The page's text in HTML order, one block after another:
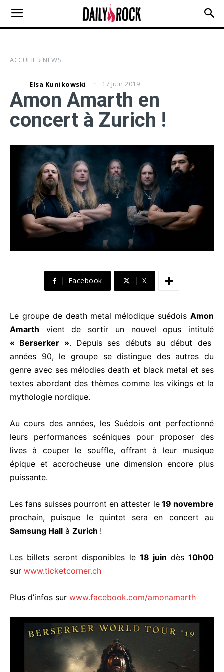
ACCUEIL NEWS
Elsa Kunikowski 17 Juin 2019
Amon Amarth en
concert à Zurich !
Facebook X
Le groupe de death metal mélodique suédois Amon
Amarth vient de sortir un nouvel opus intitulé
« Berserker ». Depuis ses débuts au début des
années 90, le groupe se distingue des autres du
genre avec ses mélodies death et black metal et ses
textes abordant des thèmes comme les vikings et la
mythologie nordique.
Au cours des années, les Suédois ont perfectionné
leurs performances scéniques pour proposer des
lives à couper le souffle, offrant à leur musique
épique et accrocheuse une dimension encore plus
puissante.
Les fans suisses pourront en attester le19 novembre
prochain, puisque le quintet sera en concert au
Samsung Hall à Zurich !
Les billets seront disponibles le 18 juin dès 10h00
sur www.ticketcorner.ch
Plus d’infos sur www.facebook.com/amonamarth